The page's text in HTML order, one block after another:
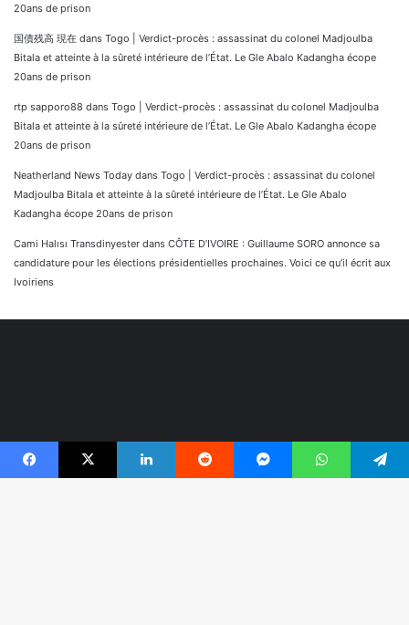
20ans de prison
国債残高 現在 dans Togo | Verdict-procès : assassinat du colonel Madjoulba
Bitala et atteinte à la sûreté intérieure de l’État. Le Gle Abalo Kadangha écope
20ans de prison
rtp sapporo88 dans Togo | Verdict-procès : assassinat du colonel Madjoulba
Bitala et atteinte à la sûreté intérieure de l’État. Le Gle Abalo Kadangha écope
20ans de prison
Neatherland News Today dans Togo | Verdict-procès : assassinat du colonel
Madjoulba Bitala et atteinte à la sûreté intérieure de l’État. Le Gle Abalo
Kadangha écope 20ans de prison
Cami Halısı Transdinyester dans CÔTE D’IVOIRE : Guillaume SORO annonce sa
candidature pour les élections présidentielles prochaines. Voici ce qu’il écrit aux
Ivoiriens
Facebook X Linkedin Reddit Messenger WhatsApp Telegram